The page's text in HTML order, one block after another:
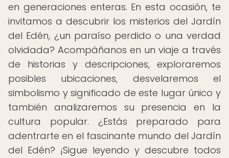
en generaciones enteras. En esta ocasión, te
invitamos a descubrir los misterios del Jardín
del Edén, ¿un paraíso perdido o una verdad
olvidada? Acompáñanos en un viaje a través
de historias y descripciones, exploraremos
posibles ubicaciones, desvelaremos el
simbolismo y significado de este lugar único y
también analizaremos su presencia en la
cultura popular. ¿Estás preparado para
adentrarte en el fascinante mundo del Jardín
del Edén? ¡Sigue leyendo y descubre todos